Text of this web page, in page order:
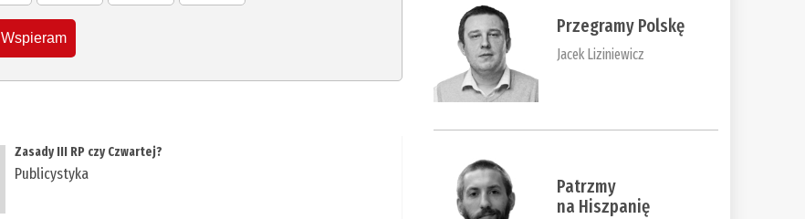
Wspieram
Zasady III RP czy Czwartej?
Publicystyka
Przegramy Polskę
Jacek Liziniewicz
Patrzmy
na Hiszpanię